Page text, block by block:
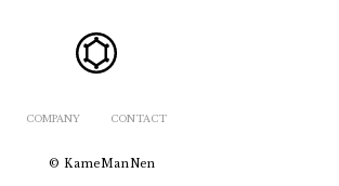
COMPANY CONTACT
© KameManNen